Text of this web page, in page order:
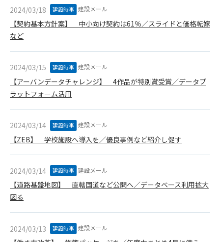
2024/03/18 建設時事 建設メール
【契約基本方針案】 中小向け契約は61％／スライドと価格転嫁
など
2024/03/15 建設時事 建設メール
【アーバンデータチャレンジ】 4作品が特別賞受賞／データプ
ラットフォーム活用
2024/03/14 建設時事 建設メール
【ZEB】 学校施設へ導入を／優良事例など紹介し促す
2024/03/14 建設時事 建設メール
【道路基盤地図】 直轄国道など公開へ／データベース利用拡大
図る
2024/03/13 建設時事 建設メール
(4) 有害なコンピュータプログラム等を送信又は書き込む行為
(5) 第三者に不利益を与える行為
(6) 管理者が承認していない営利を目的とした行為
(7) 公序良俗に反する行為
(8) 犯罪的行為に結びつく行為
(9) その他、法律に反する行為
(10) 建設資料館から知り得た情報及びダウンロードした情報
を、営利を目的として第三者に転売し、または転売のため
に第三者に提供すること
管理者は、会員が登録した内容が以下に該当する、またはその
恐れのあるものは、会員の承諾なく削除できるものとします。
(2) 建設資料館の運営および保守管理上、必要と判断した場合
(3) 広告掲載料金の支払が遅延した場合
(4) その他、管理者が不適当と判断した場合
管理者は、会員の承諾なく、本サービス内容の変更(新規追加、
廃止を含み)し、本サービスの運営を中止または廃止することが